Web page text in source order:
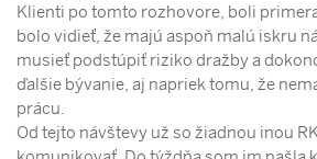
Klienti po tomto rozhovore, boli
bolo vidieť, že majú aspoň malú iskru
musieť podstúpiť riziko dražby a
ďalšie bývanie, aj napriek tomu, že
prácu.
Od tejto návštevy už so žiadnou inou